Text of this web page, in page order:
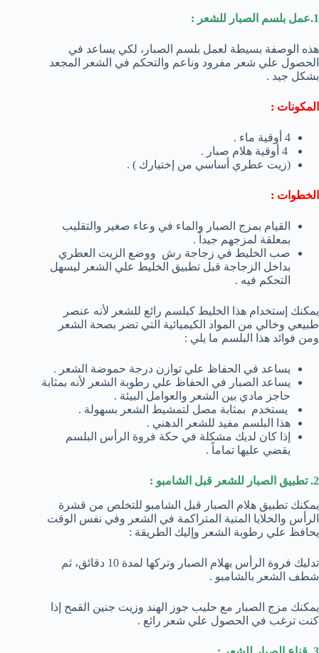
1.عمل بلسم الصبار للشعر :
هذه الوصفة بسيطة لعمل بلسم الصبار، لكي يساعد في
الحصول علي شعر مفرود وناعم والتحكم في الشعر المجعد
بشكل جيد .
المكونات :
4 أوقية ماء .
(زيت عطري أساسي من إختيارك ) .
الخطوات :
القيام بمزج الصبار والماء في وعاء صغير والتقليب
بمعلقة لمزجهم جيداً .
صب الخليط في زجاجة رش ووضع الزيت العطري
بداخل الزجاجة قبل تطبيق الخليط علي الشعر ليسهل
التحكم فيه .
يمكنك إستخدام هذا الخليط كبلسم رائع للشعر لأنه عنصر
طبيعي وخالي من المواد الكيميائية التي تضر بصحة الشعر
ومن فوائد هذا البلسم ما يلي :
يساعد في الحفاظ علي توازن درجة حموضة الشعر .
يساعد الصبار في الحفاظ علي رطوبة الشعر لأنه بمثابة
حاجز مادي بين الشعر والعوامل البيئة .
يستخدم بمثابة مصل لتمشيط الشعر بسهولة .
هذا البلسم مفيد للشعر الدهني .
إذا كان لديك مشكلة في حكة فروة الرأس البلسم
يقضي عليها تماماً .
2. تطبيق الصبار للشعر قبل الشامبو :
يمكنك تطبيق هلام الصبار قبل الشامبو للتخلص من قشرة
الرأس والخلايا المتية المتراكمة في الشعر وفي نفس الوقت
يحافظ علي رطوبة الشعر وإليك الطريقة :
تدليك فروة الرأس بهلام الصبار وتركها لمدة 10 دقائق، ثم
شطف الشعر بالشامبو .
يمكنك مزج الصبار مع حليب جوز الهند وزيت جنين القمح إذا
كنت ترغب في الحصول علي شعر رائع .